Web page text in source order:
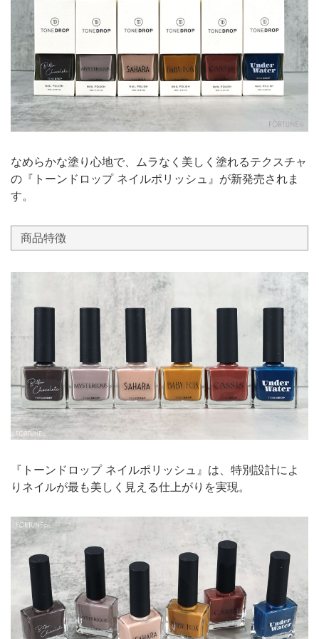
なめらかな塗り心地で、ムラなく美しく塗れるテクスチャ
の『トーンドロップ ネイルポリッシュ』が新発売されま
す。
商品特徴
『トーンドロップ ネイルポリッシュ』は、特別設計によ
りネイルが最も美しく見える仕上がりを実現。